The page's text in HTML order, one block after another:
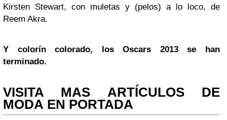
Kirsten Stewart, con muletas y (pelos) a lo loco, de
Reem Akra.
Y colorín colorado, losOscars 2013se han
terminado.
VISITA MAS ARTÍCULOS DE
MODA EN PORTADA